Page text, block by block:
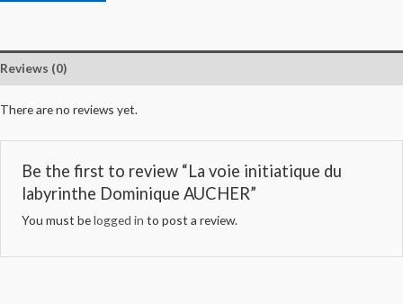
Reviews (0)
There are no reviews yet.
Be the first to review “La voie initiatique du
labyrinthe Dominique AUCHER”
You must belogged in to post a review.